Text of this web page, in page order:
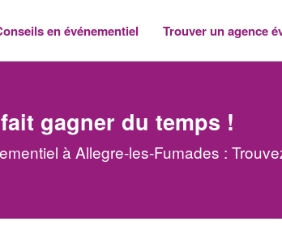
en événementiel Trouver un agence
gagner du temps !
à Allegre-les-Fumades :